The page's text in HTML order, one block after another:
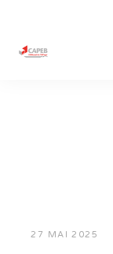
27 MAI 2025